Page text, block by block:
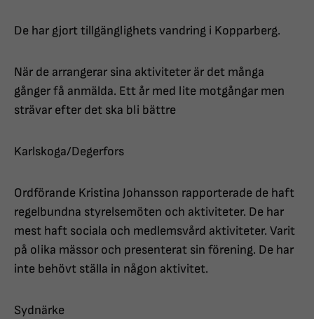
De har gjort tillgänglighets vandring i Kopparberg.
När de arrangerar sina aktiviteter är det många
gånger få anmälda. Ett år med lite motgångar men
strävar efter det ska bli bättre
Karlskoga/Degerfors
Ordförande Kristina Johansson rapporterade de haft
regelbundna styrelsemöten och aktiviteter. De har
mest haft sociala och medlemsvård aktiviteter. Varit
på olika mässor och presenterat sin förening. De har
inte behövt ställa in någon aktivitet.
Sydnärke